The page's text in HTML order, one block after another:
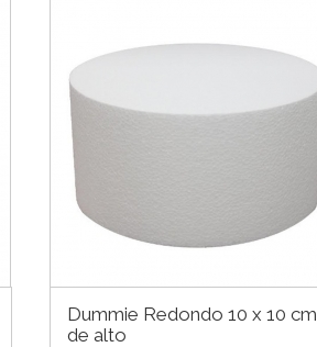
Dummie Redondo 10 x 10 cm
de alto